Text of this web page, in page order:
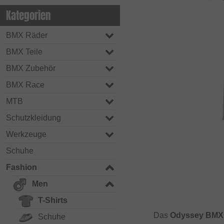
Kategorien
BMX Räder
BMX Teile
BMX Zubehör
BMX Race
MTB
Schutzkleidung
Werkzeuge
Schuhe
Fashion
Men
T-Shirts
Schuhe
Das Odyssey